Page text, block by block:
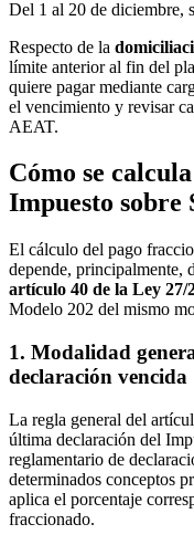
Del 1 al 20 de diciembre,
Respecto de la
límite anterior al fin del
quiere pagar mediante
el vencimiento y revisar
AEAT.
Cómo se
Impuesto sobre
El cálculo del pago
depende, principalmente,
artículo 40 de la Ley 27/
Modelo 202 del mismo
1. Modalidad
declaración vencida
La regla general del
última declaración del
reglamentario de
determinados conceptos
aplica el porcentaje
fraccionado.